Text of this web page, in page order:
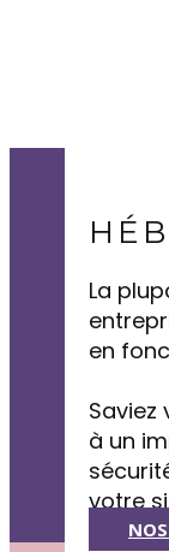
La
en
Saviez
à un
votre